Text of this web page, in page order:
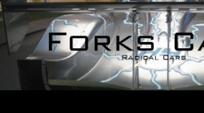
Aller
au
contenu